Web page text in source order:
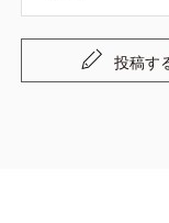
投稿す